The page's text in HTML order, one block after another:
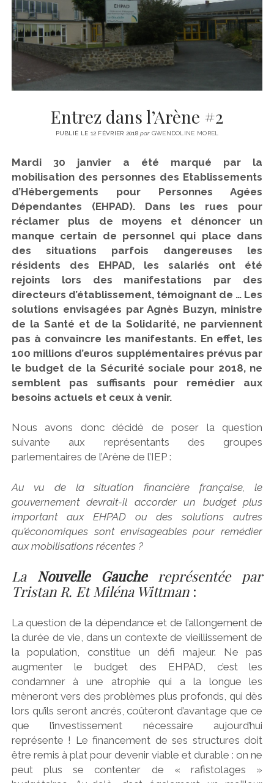
CINÉMA
LITTÉRATURE
ÉCONOMIE
SPORT
MÉDIAS
instagram
emailemail-
form
Entrez dans l’Arène #2
PUBLIÉ LE 12 FÉVRIER 2018parGWENDOLINE MOREL
Mardi 30 janvier a été marqué par la
mobilisation des personnes des Etablissements
d’Hébergements pour Personnes Agées
Dépendantes (EHPAD). Dans les rues pour
réclamer plus de moyens et dénoncer un
manque certain de personnel qui place dans
des situations parfois dangereuses les
résidents des EHPAD, les salariés ont été
rejoints lors des manifestations par des
directeurs d’établissement, témoignant de … Les
solutions envisagées par Agnès Buzyn, ministre
de la Santé et de la Solidarité, ne parviennent
pas à convaincre les manifestants. En effet, les
100 millions d’euros supplémentaires prévus par
le budget de la Sécurité sociale pour 2018, ne
semblent pas suffisants pour remédier aux
besoins actuels et ceux à venir.
Nous avons donc décidé de poser la question
suivante aux représentants des groupes
parlementaires de l’Arène de l’IEP :
Au vu de la situation financière française, le
gouvernement devrait-il accorder un budget plus
important aux EHPAD ou des solutions autres
qu’économiques sont envisageables pour remédier
aux mobilisations récentes ?
La Nouvelle Gauchereprésentée par
Tristan R. Et Miléna Wittman:
La question de la dépendance et de l’allongement de
la durée de vie, dans un contexte de vieillissement de
la population, constitue un défi majeur. Ne pas
augmenter le budget des EHPAD, c’est les
condamner à une atrophie qui a la longue les
mèneront vers des problèmes plus profonds, qui dès
lors qu’ils seront ancrés, coûteront d’avantage que ce
que l’investissement nécessaire aujourd’hui
représente ! Le financement de ses structures doit
être remis à plat pour devenir viable et durable : on ne
peut plus se contenter de « rafistolages »